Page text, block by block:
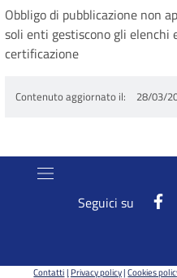
Obbligo di pubblicazione non
soli enti gestiscono gli elenchi
certificazione
Contenuto aggiornato il 28/03/
Seguici su
Contatti Privacy policy Cookies